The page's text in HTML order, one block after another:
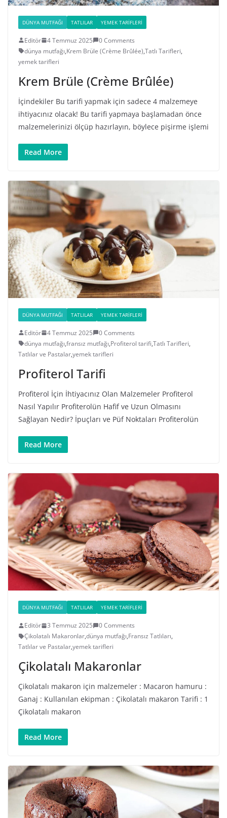
DÜNYA MUTFAĞI TATLILAR YEMEK TARIFLERI
Editör 4 Temmuz 2025
0 Comments
dünya mutfağı,Krem Brüle (Crème Brûlée),Tatlı Tarifleri,
yemek tarifleri
Krem Brüle (Crème Brûlée)
İçindekiler Bu tarifi yapmak için sadece 4 malzemeye
ihtiyacınız olacak! Bu tarifi yapmaya başlamadan önce
malzemelerinizi ölçüp hazırlayın, böylece pişirme işlemi
Read More
DÜNYA MUTFAĞI TATLILAR YEMEK TARIFLERI
Editör 4 Temmuz 2025
0 Comments
dünya mutfağı,fransız mutfağı,Profiterol tarifi,Tatlı Tarifleri,
Tatlılar ve Pastalar,yemek tarifleri
Profiterol Tarifi
Profiterol İçin İhtiyacınız Olan Malzemeler Profiterol
Nasıl Yapılır Profiterolün Hafif ve Uzun Olmasını
Sağlayan Nedir? İpuçları ve Püf Noktaları Profiterolün
Read More
DÜNYA MUTFAĞI TATLILAR YEMEK TARIFLERI
Editör 3 Temmuz 2025
0 Comments
Çikolatalı Makaronlar,dünya mutfağı,Fransız Tatlıları,
Tatlılar ve Pastalar,yemek tarifleri
Çikolatalı Makaronlar
Çikolatalı makaron için malzemeler : Macaron hamuru :
Ganaj : Kullanılan ekipman : Çikolatalı makaron Tarifi : 1
Çikolatalı makaron
Read More